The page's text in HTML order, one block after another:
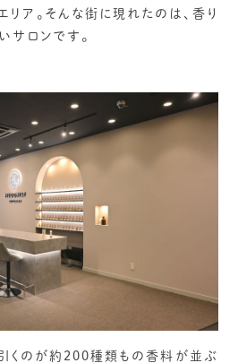
リア。そんな街に現れたのは、香り
サロンです。
引くのが約200種類もの香料が並ぶ